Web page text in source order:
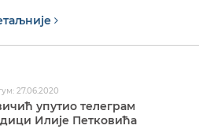
27.06.2020
упутио телеграм
Илије Петковића